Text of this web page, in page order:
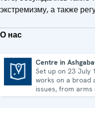
экстремизму, а также
О нас
Centre in
Set up on 23 July
works on a broad
issues, from arms
environmental